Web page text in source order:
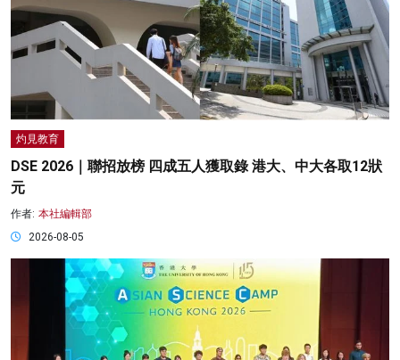
灼見教育
DSE 2026｜聯招放榜 四成五人獲取錄 港大、中大各取12狀
元
作者: 本社編輯部
2026-08-05